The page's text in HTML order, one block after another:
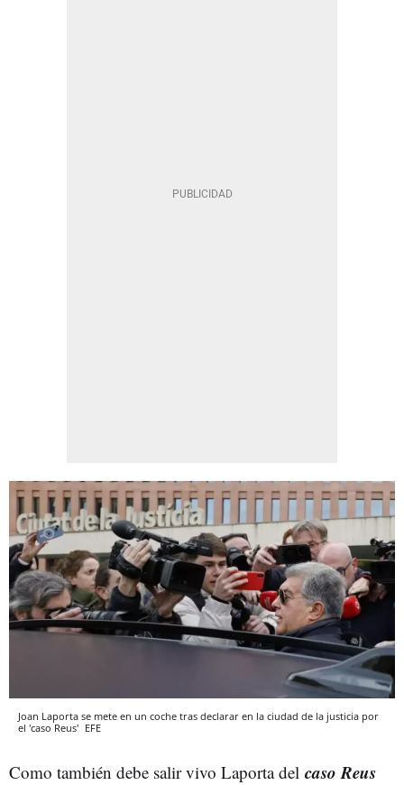
Joan Laporta se mete en un coche tras declarar en la ciudad de la justicia por
el 'caso Reus' EFE
Como también debe salir vivo Laporta del caso Reus